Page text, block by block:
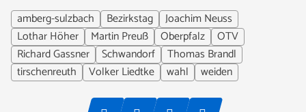
amberg-sulzbach
Bezirkstag
Joachim Neuss
Lothar Höher
Martin Preuß Oberpfalz
OTV
Richard Gassner
Schwandorf
Thomas Brandl
tirschenreuth
Volker Liedtke wahl weiden